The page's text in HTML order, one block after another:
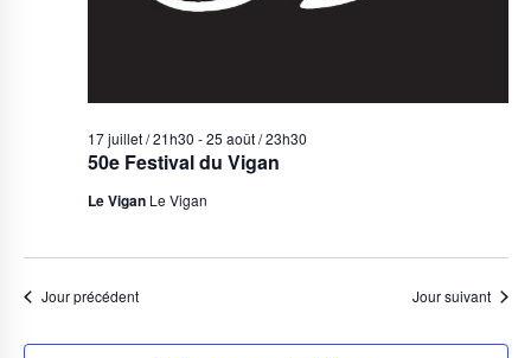
50e Festival du Vigan
17 juillet / 21h30 -25 août / 23h30
Le Vigan Le Vigan
Jour précédent Jour suivant